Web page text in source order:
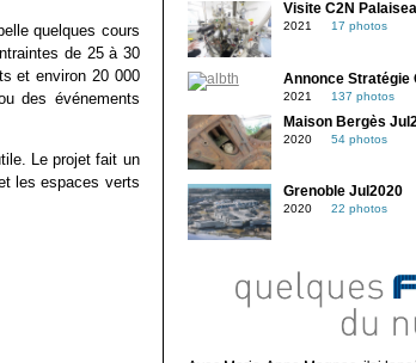
quelques cours
de 25 à 30
et environ 20 000
des événements
Le projet fait un
les espaces verts
Visite C2N
2021 17 photos
Annonce Stratégie
2021 137 photos
Maison Bergès
2020 54 photos
Grenoble Jul2020
2020 22 photos